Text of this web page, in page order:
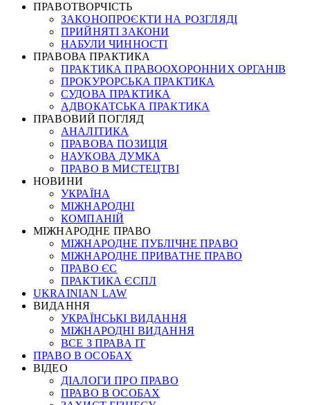
ПРАВОТВОРЧІСТЬ
ЗАКОНОПРОЄКТИ НА РОЗГЛЯДІ
ПРИЙНЯТІ ЗАКОНИ
НАБУЛИ ЧИННОСТІ
ПРАВОВА ПРАКТИКА
ПРАКТИКА ПРАВООХОРОННИХ ОРГАНІВ
ПРОКУРОРСЬКА ПРАКТИКА
СУДОВА ПРАКТИКА
АДВОКАТСЬКА ПРАКТИКА
ПРАВОВИЙ ПОГЛЯД
АНАЛІТИКА
ПРАВОВА ПОЗИЦІЯ
НАУКОВА ДУМКА
ПРАВО В МИСТЕЦТВІ
НОВИНИ
УКРАЇНА
МІЖНАРОДНІ
КОМПАНІЙ
МІЖНАРОДНЕ ПРАВО
МІЖНАРОДНЕ ПУБЛІЧНЕ ПРАВО
МІЖНАРОДНЕ ПРИВАТНЕ ПРАВО
ПРАВО ЄС
ПРАКТИКА ЄСПЛ
UKRAINIAN LAW
ВИДАННЯ
УКРАЇНСЬКІ ВИДАННЯ
МІЖНАРОДНІ ВИДАННЯ
ВСЕ З ПРАВА ІТ
ПРАВО В ОСОБАХ
ВІДЕО
ДІАЛОГИ ПРО ПРАВО
ПРАВО В ОСОБАХ